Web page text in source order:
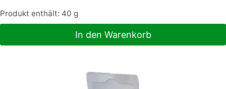
Produkt enthält: 40 g
In den Warenkorb